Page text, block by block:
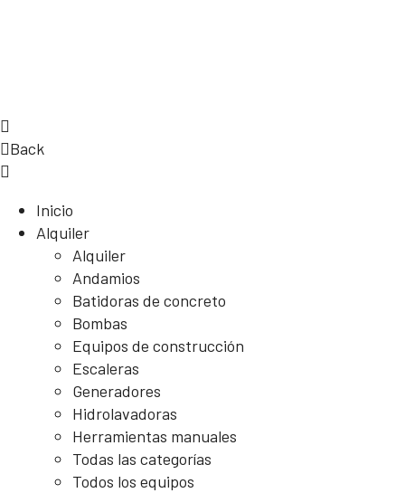
Back
Inicio
Alquiler
Alquiler
Andamios
Batidoras de concreto
Bombas
Equipos de construcción
Escaleras
Generadores
Hidrolavadoras
Herramientas manuales
Todas las categorías
Todos los equipos